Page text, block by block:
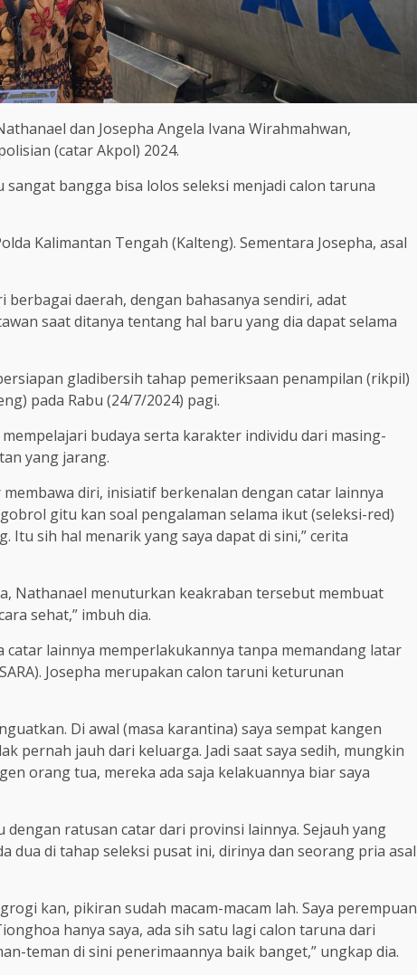
dan Josepha Angela Ivana Wirahmahwan,
(catar Akpol) 2024.
sangat bangga bisa lolos seleksi menjadi calon taruna
Kalimantan Tengah (Kalteng). Sementara Josepha, asal
daerah, dengan bahasanya sendiri, adat
saat ditanya tentang hal baru yang dia dapat selama
gladibersih tahap pemeriksaan penampilan (rikpil)
pada Rabu (24/7/2024) pagi.
budaya serta karakter individu dari masing-
yang jarang.
membawa diri, inisiatif berkenalan dengan catar lainnya
gitu kan soal pengalaman selama ikut (seleksi-red)
Itu sih hal menarik yang saya dapat di sini,” cerita
Nathanael menuturkan keakraban tersebut membuat
sehat,” imbuh dia.
catar lainnya memperlakukannya tanpa memandang latar
Josepha merupakan calon taruni keturunan
Di awal (masa karantina) saya sempat kangen
pernah jauh dari keluarga. Jadi saat saya sedih, mungkin
orang tua, mereka ada saja kelakuannya biar saya
ratusan catar dari provinsi lainnya. Sejauh yang
dua di tahap seleksi pusat ini, dirinya dan seorang pria asal
kan, pikiran sudah macam-macam lah. Saya perempuan
hanya saya, ada sih satu lagi calon taruna dari
teman di sini penerimaannya baik banget,” ungkap dia.